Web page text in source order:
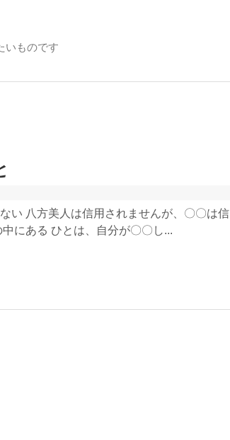
いものです
八方美人は信用されませんが、〇〇は信
にある ひとは、自分が〇〇し...